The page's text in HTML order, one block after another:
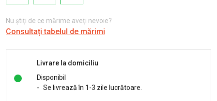
Nu știți de ce mărime aveți nevoie?
Consultați tabelul de mărimi
Livrare la domiciliu
Disponibil
- Se livrează în 1-3 zile lucrătoare.